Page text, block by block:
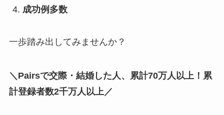
成功例多数
一歩踏み出してみませんか？
＼Pairsで交際・結婚した人、累計70万人以上！累
計登録者数2千万人以上／